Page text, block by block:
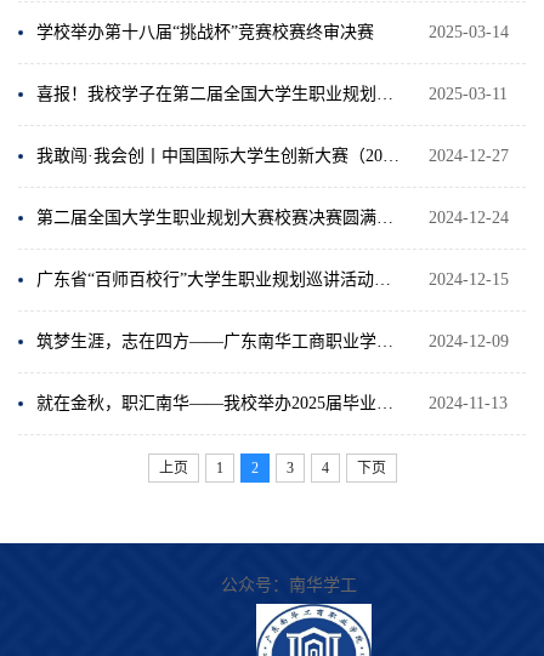
2025-03-14
学校举办第十八届“挑战杯”竞赛校赛终审决赛
2025-03-11
喜报！我校学子在第二届全国大学生职业规划大赛广东省决赛中斩获一银两铜
2024-12-27
我敢闯·我会创丨中国国际大学生创新大赛（2025）校赛决赛成功举办
2024-12-24
第二届全国大学生职业规划大赛校赛决赛圆满落幕
2024-12-15
广东省“百师百校行”大学生职业规划巡讲活动在我校顺利举办
2024-12-09
筑梦生涯，志在四方——广东南华工商职业学院2024年大学生就业体验周活动圆满落幕
2024-11-13
就在金秋，职汇南华——我校举办2025届毕业生校园综合性招聘会
上页 1 2 3 4 下页
公众号： 南华学工